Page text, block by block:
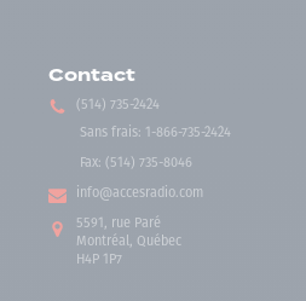
Contact
(514) 735-2424
Sans frais: 1-866-735-2424
Fax:(514) 735-8046
info@accesradio.com
5591, rue Paré
Montréal, Québec
H4P 1P7